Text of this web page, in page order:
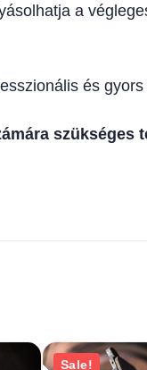
a
és
szükséges
Sale!